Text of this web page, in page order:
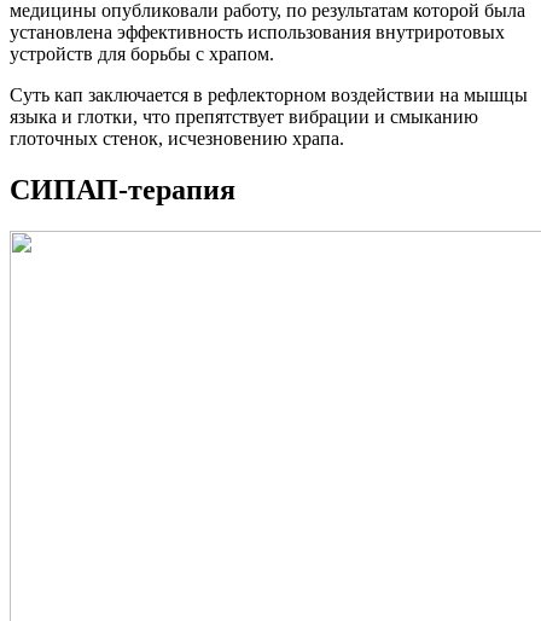
медицины опубликовали работу, по результатам которой была
установлена эффективность использования внутриротовых
устройств для борьбы с храпом.
Суть кап заключается в рефлекторном воздействии на мышцы
языка и глотки, что препятствует вибрации и смыканию
глоточных стенок, исчезновению храпа.
СИПАП-терапия